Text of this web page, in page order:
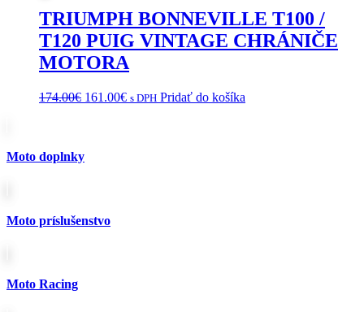
produktu.
TRIUMPH BONNEVILLE T100 /
T120 PUIG VINTAGE CHRÁNIČE
MOTORA
174.00€ Pôvodná
161.00€Aktuálna
s DPH Pridať do košíka
Moto doplnky
Moto príslušenstvo
Moto Racing